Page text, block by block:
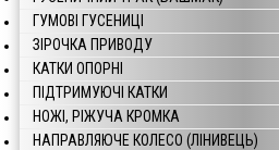
ГУМОВІ ГУСЕНИЦІ
ЗІРОЧКА ПРИВОДУ
КАТКИ ОПОРНІ
ПІДТРИМУЮЧІ КАТКИ
НОЖІ, РІЖУЧА КРОМКА
НАПРАВЛЯЮЧЕ КОЛЕСО (ЛІНИВЕЦЬ)